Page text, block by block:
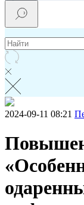
2024-09-11 08:21